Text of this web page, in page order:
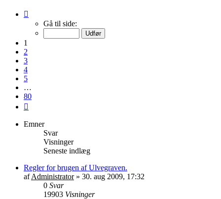
Gå til side:
1
2
3
4
5
…
80
Emner
Svar
Visninger
Seneste indlæg
Regler for brugen af Ulvegraven.
afAdministrator» 30. aug 2009, 17:32
0 Svar
19903 Visninger